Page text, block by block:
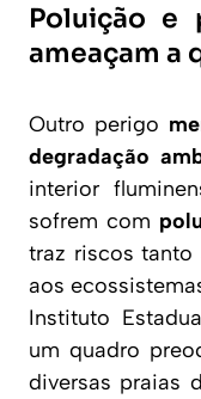
Poluição e
ameaçam a
Outro perigo
degradação
interior
sofrem com
traz riscos tanto
aos
Instituto
um quadro
diversas praias